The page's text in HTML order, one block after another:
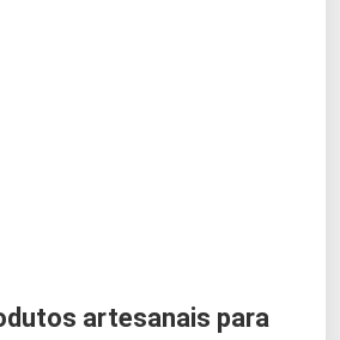
artesanais para